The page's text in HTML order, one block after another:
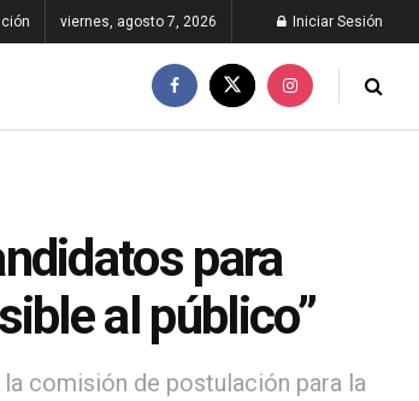
viernes, agosto 7, 2026 Iniciar Sesión
para
al público”
comisión de postulación para la